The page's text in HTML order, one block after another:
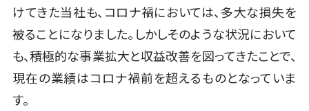
けてきた当社も、コロナ禍においては、多大な損失を
被ることになりました。しかしそのような状況において
も、積極的な事業拡大と収益改善を図ってきたことで、
現在の業績はコロナ禍前を超えるものとなっていま
す。